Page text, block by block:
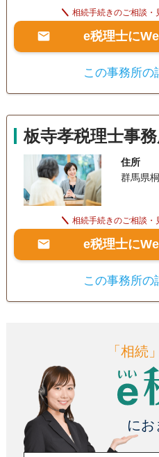
相続手続きのご相談・
e税理士に
この事務所の
板寺孝税理士事
住所
群馬県
相続手続きのご相談・
e税理士に
この事務所の
「相続」
にお